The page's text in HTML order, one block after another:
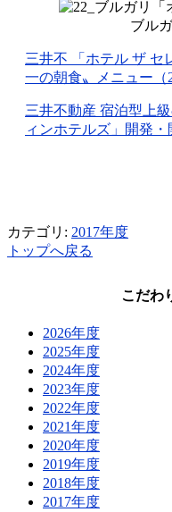
ブル
三井不 「ホテル ザ セ
一の朝食〟メニュー（
三井不動産 宿泊型上
ィンホテルズ」開発・
カテゴリ: 2017年度
トップへ戻る
こだわ
2026年度
2025年度
2024年度
2023年度
2022年度
2021年度
2020年度
2019年度
2018年度
2017年度